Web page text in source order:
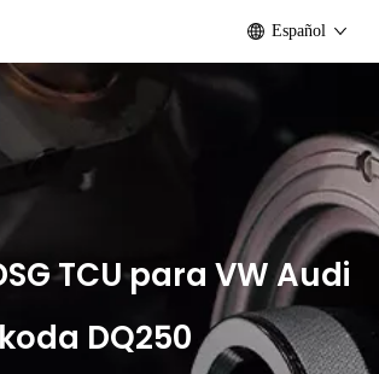
Español
TCU para VW Audi
DQ250